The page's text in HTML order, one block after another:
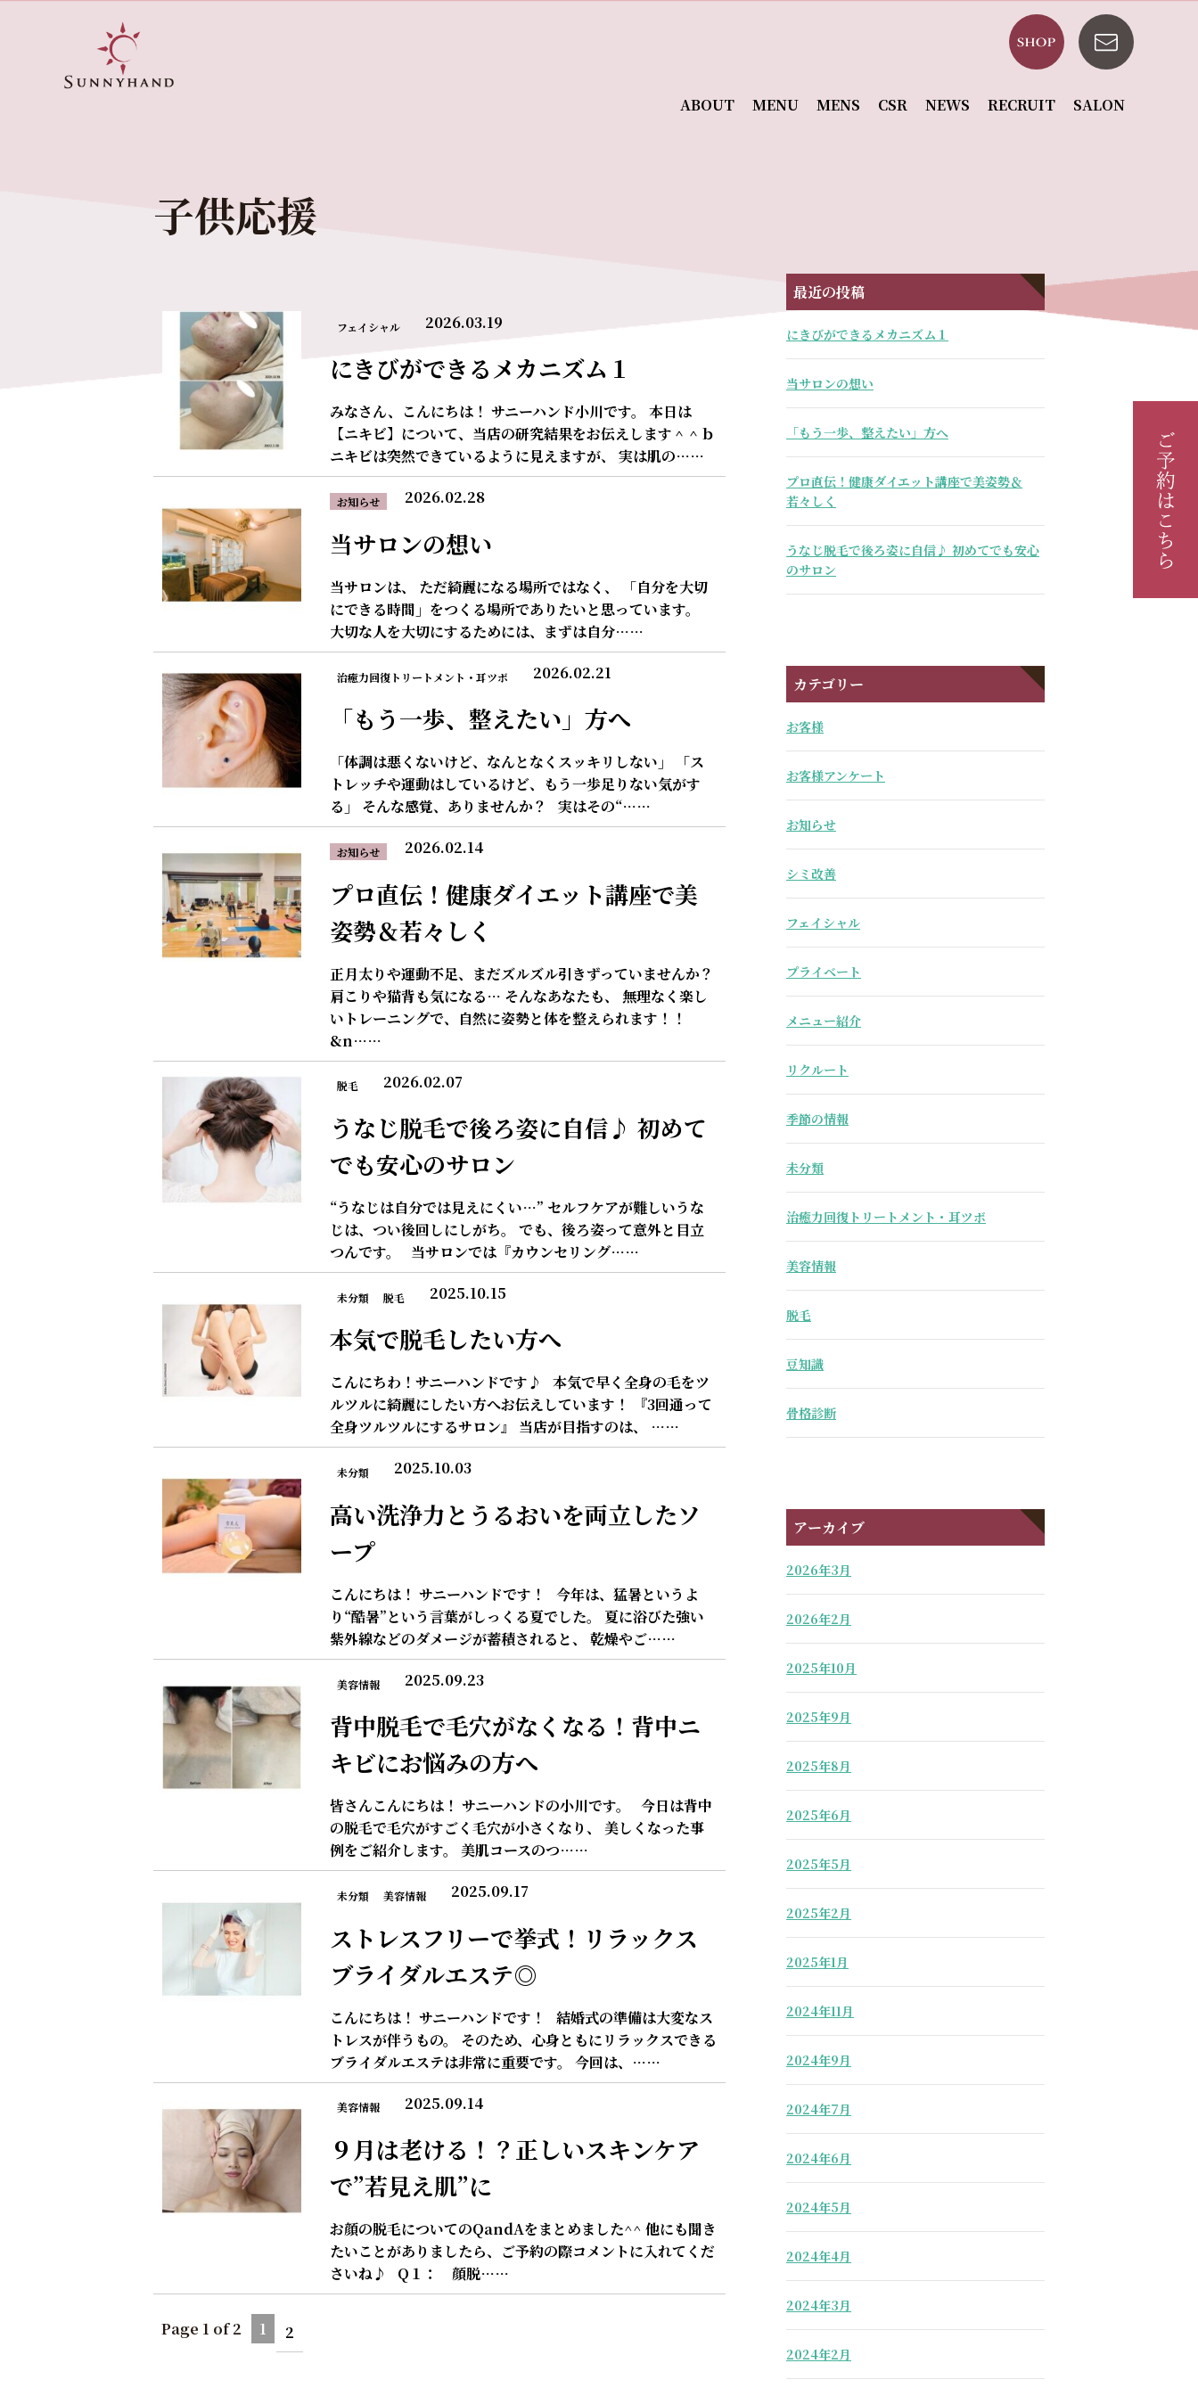
ABOUT MENU MENS CSR NEWS RECRUIT SALON
子供応援
フェイシャル 2026.03.19
にきびができるメカニズム１
みなさん、こんにちは！ サニーハンド小川です。 本日は
【ニキビ】について、当店の研究結果をお伝えします＾＾ｂ
ニキビは突然できているように見えますが、 実は肌の……
お知らせ 2026.02.28
当サロンの想い
当サロンは、 ただ綺麗になる場所ではなく、 「自分を大切
にできる時間」をつくる場所でありたいと思っています。
大切な人を大切にするためには、まずは自分……
治癒力回復トリートメント・耳ツボ 2026.02.21
「もう一歩、整えたい」方へ
「体調は悪くないけど、なんとなくスッキリしない」 「ス
トレッチや運動はしているけど、もう一歩足りない気がす
る」 そんな感覚、ありませんか？ 実はその“……
お知らせ 2026.02.14
プロ直伝！健康ダイエット講座で美
姿勢＆若々しく
正月太りや運動不足、まだズルズル引きずっていませんか？
肩こりや猫背も気になる… そんなあなたも、 無理なく楽し
いトレーニングで、自然に姿勢と体を整えられます！！
&n……
脱毛 2026.02.07
うなじ脱毛で後ろ姿に自信♪ 初めて
でも安心のサロン
“うなじは自分では見えにくい…” セルフケアが難しいうな
じは、つい後回しにしがち。 でも、後ろ姿って意外と目立
つんです。 当サロンでは『カウンセリング……
未分類 脱毛 2025.10.15
本気で脱毛したい方へ
こんにちわ！サニーハンドです♪ 本気で早く全身の毛をツ
ルツルに綺麗にしたい方へお伝えしています！ 『3回通って
全身ツルツルにするサロン』 当店が目指すのは、 ……
未分類 2025.10.03
高い洗浄力とうるおいを両立したソ
ープ
こんにちは！ サニーハンドです！ 今年は、猛暑というよ
り“酷暑”という言葉がしっくる夏でした。 夏に浴びた強い
紫外線などのダメージが蓄積されると、 乾燥やご……
美容情報 2025.09.23
背中脱毛で毛穴がなくなる！背中ニ
キビにお悩みの方へ
皆さんこんにちは！ サニーハンドの小川です。 今日は背中
の脱毛で毛穴がすごく毛穴が小さくなり、 美しくなった事
例をご紹介します。 美肌コースのつ……
未分類 美容情報 2025.09.17
ストレスフリーで挙式！リラックス
ブライダルエステ◎
こんにちは！ サニーハンドです！ 結婚式の準備は大変なス
トレスが伴うもの。 そのため、心身ともにリラックスできる
ブライダルエステは非常に重要です。 今回は、……
美容情報 2025.09.14
９月は老ける！？正しいスキンケア
で”若見え肌”に
お顔の脱毛についてのQandAをまとめました^^ 他にも聞き
たいことがありましたら、ご予約の際コメントに入れてくだ
さいね♪ Q１： 顔脱……
Page 1 of 2 1 2
最近の投稿
にきびができるメカニズム１
当サロンの想い
「もう一歩、整えたい」方へ
プロ直伝！健康ダイエット講座で美姿勢＆
若々しく
うなじ脱毛で後ろ姿に自信♪ 初めてでも安心
のサロン
カテゴリー
お客様
お客様アンケート
お知らせ
シミ改善
フェイシャル
プライベート
メニュー紹介
リクルート
季節の情報
未分類
治癒力回復トリートメント・耳ツボ
美容情報
脱毛
豆知識
骨格診断
アーカイブ
2026年3月
2026年2月
2025年10月
2025年9月
2025年8月
2025年6月
2025年5月
2025年2月
2025年1月
2024年11月
2024年9月
2024年7月
2024年6月
2024年5月
2024年4月
2024年3月
2024年2月